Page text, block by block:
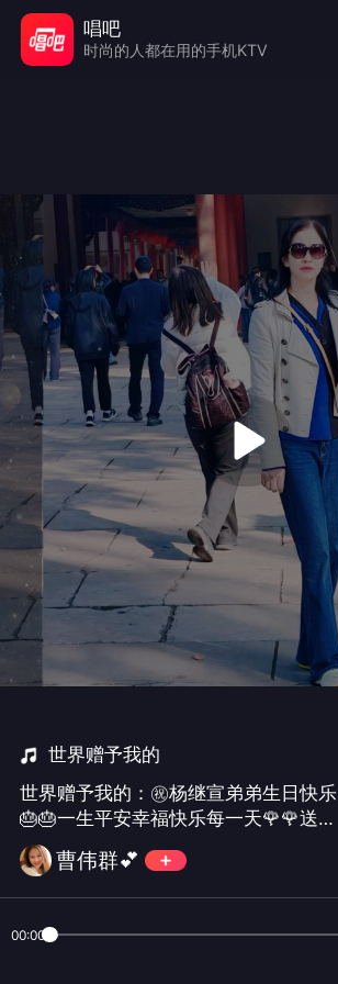
世界赠予我的
世界赠予我的：㊗️杨继宣弟弟生日快乐
🎂🎂一生平安幸福快乐每一天🌹🌹送㊗️
🧧绿色聆听👂免礼！免礼！
曹伟群💕
00:00
唱吧
时尚的人都在用的手机KTV